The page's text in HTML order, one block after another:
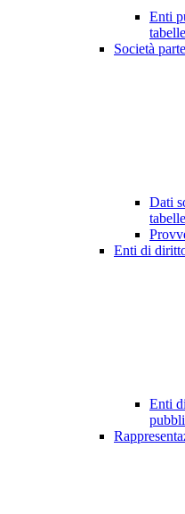
Enti
Società
Dati
Enti di
Enti